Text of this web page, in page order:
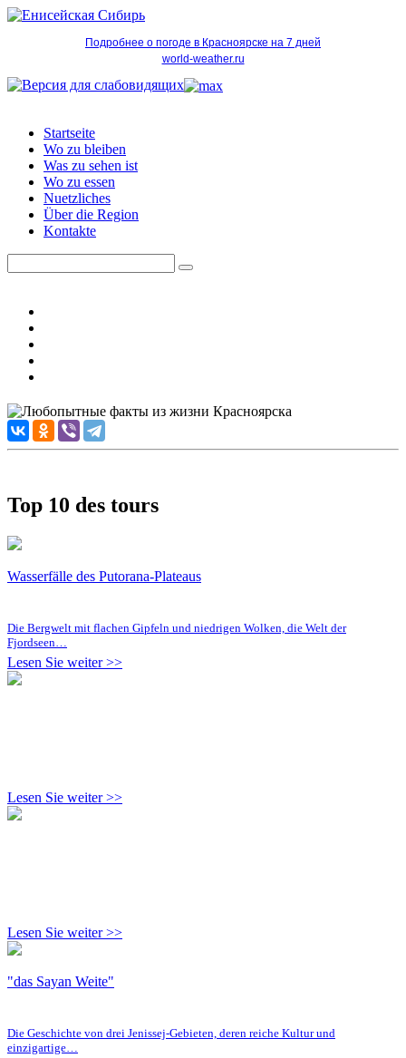
Подробнее о погоде в Красноярске на 7 дней
world-weather.ru
Startseite
Wo zu bleiben
Was zu sehen ist
Wo zu essen
Nuetzliches
Über die Region
Kontakte
Top 10 des tours
Wasserfälle des Putorana-Plateaus
Die Bergwelt mit flachen Gipfeln und niedrigen Wolken, die Welt der
Fjordseen…
Lesen Sie weiter >>
Lesen Sie weiter >>
Lesen Sie weiter >>
"das Sayan Weite"
Die Geschichte von drei Jenissej-Gebieten, deren reiche Kultur und
einzigartige…